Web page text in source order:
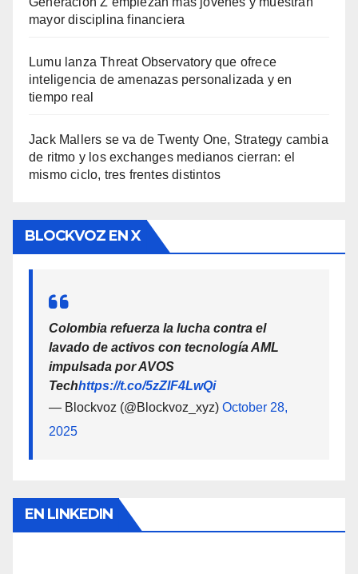
mayor disciplina financiera
Lumu lanza Threat Observatory que ofrece
inteligencia de amenazas personalizada y en
tiempo real
Jack Mallers se va de Twenty One, Strategy cambia
de ritmo y los exchanges medianos cierran: el
mismo ciclo, tres frentes distintos
BLOCKVOZ EN X
Colombia refuerza la lucha contra el
lavado de activos con tecnología AML
impulsada por AVOS
Techhttps://t.co/5zZlF4LwQi
— Blockvoz (@Blockvoz_xyz) October 28,
2025
EN LINKEDIN